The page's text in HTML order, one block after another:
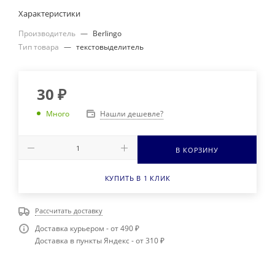
Характеристики
Производитель — Berlingo
Тип товара — текстовыделитель
30 ₽
Много Нашли дешевле?
В КОРЗИНУ
КУПИТЬ В 1 КЛИК
Рассчитать доставку
Доставка курьером - от 490 ₽
Доставка в пункты Яндекс - от 310 ₽